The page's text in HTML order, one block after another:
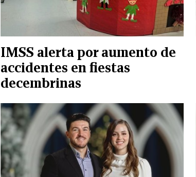
IMSS alerta por aumento de
accidentes en fiestas
decembrinas